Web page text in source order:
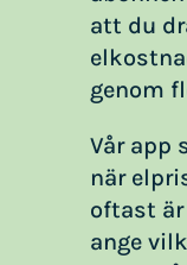
att du
genom
Vår app
när
oftast är
ange